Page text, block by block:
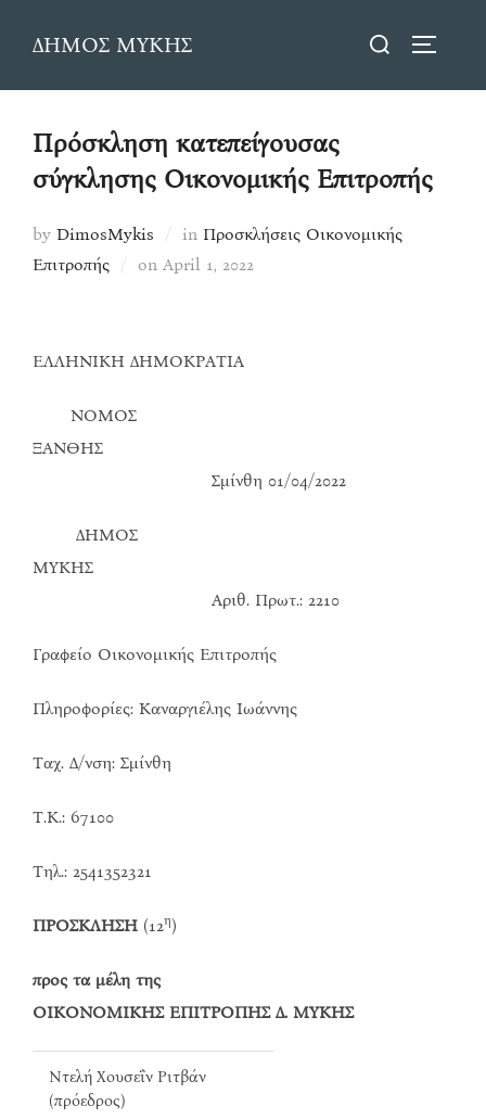
ΔΗΜΟΣ ΜΥΚΗΣ
Search
Πρόσκληση κατεπείγουσας
σύγκλησης Οικονομικής Επιτροπής
by DimosMykis in Προσκλήσεις Οικονομικής
Επιτροπής
on Posted
April 1, 2022
ΕΛΛΗΝΙΚΗ ΔΗΜΟΚΡΑΤΙΑ
ΝΟΜΟΣ
ΞΑΝΘΗΣ
Σμίνθη 01/04/2022
ΔΗΜΟΣ
ΜΥΚΗΣ
Αριθ. Πρωτ.: 2210
Γραφείο Οικονομικής Επιτροπής
Πληροφορίες: Καναργιέλης Ιωάννης
Ταχ. Δ/νση: Σμίνθη
Τ.Κ.: 67100
Τηλ.: 2541352321
ΠΡΟΣΚΛΗΣΗ (12η)
προς τα μέλη της
ΟΙΚΟΝΟΜΙΚΗΣ ΕΠΙΤΡΟΠΗΣ Δ. ΜΥΚΗΣ
Ντελή Χουσεΐν Ριτβάν
(πρόεδρος)